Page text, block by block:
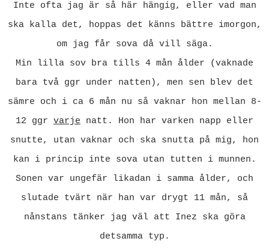
Inte ofta jag är så här hängig, eller vad man
ska kalla det, hoppas det känns bättre imorgon,
om jag får sova då vill säga.
Min lilla sov bra tills 4 mån ålder (vaknade
bara två ggr under natten), men sen blev det
sämre och i ca 6 mån nu så vaknar hon mellan 8-
12 ggr varje natt. Hon har varken napp eller
snutte, utan vaknar och ska snutta på mig, hon
kan i princip inte sova utan tutten i munnen.
Sonen var ungefär likadan i samma ålder, och
slutade tvärt när han var drygt 11 mån, så
nånstans tänker jag väl att Inez ska göra
detsamma typ.